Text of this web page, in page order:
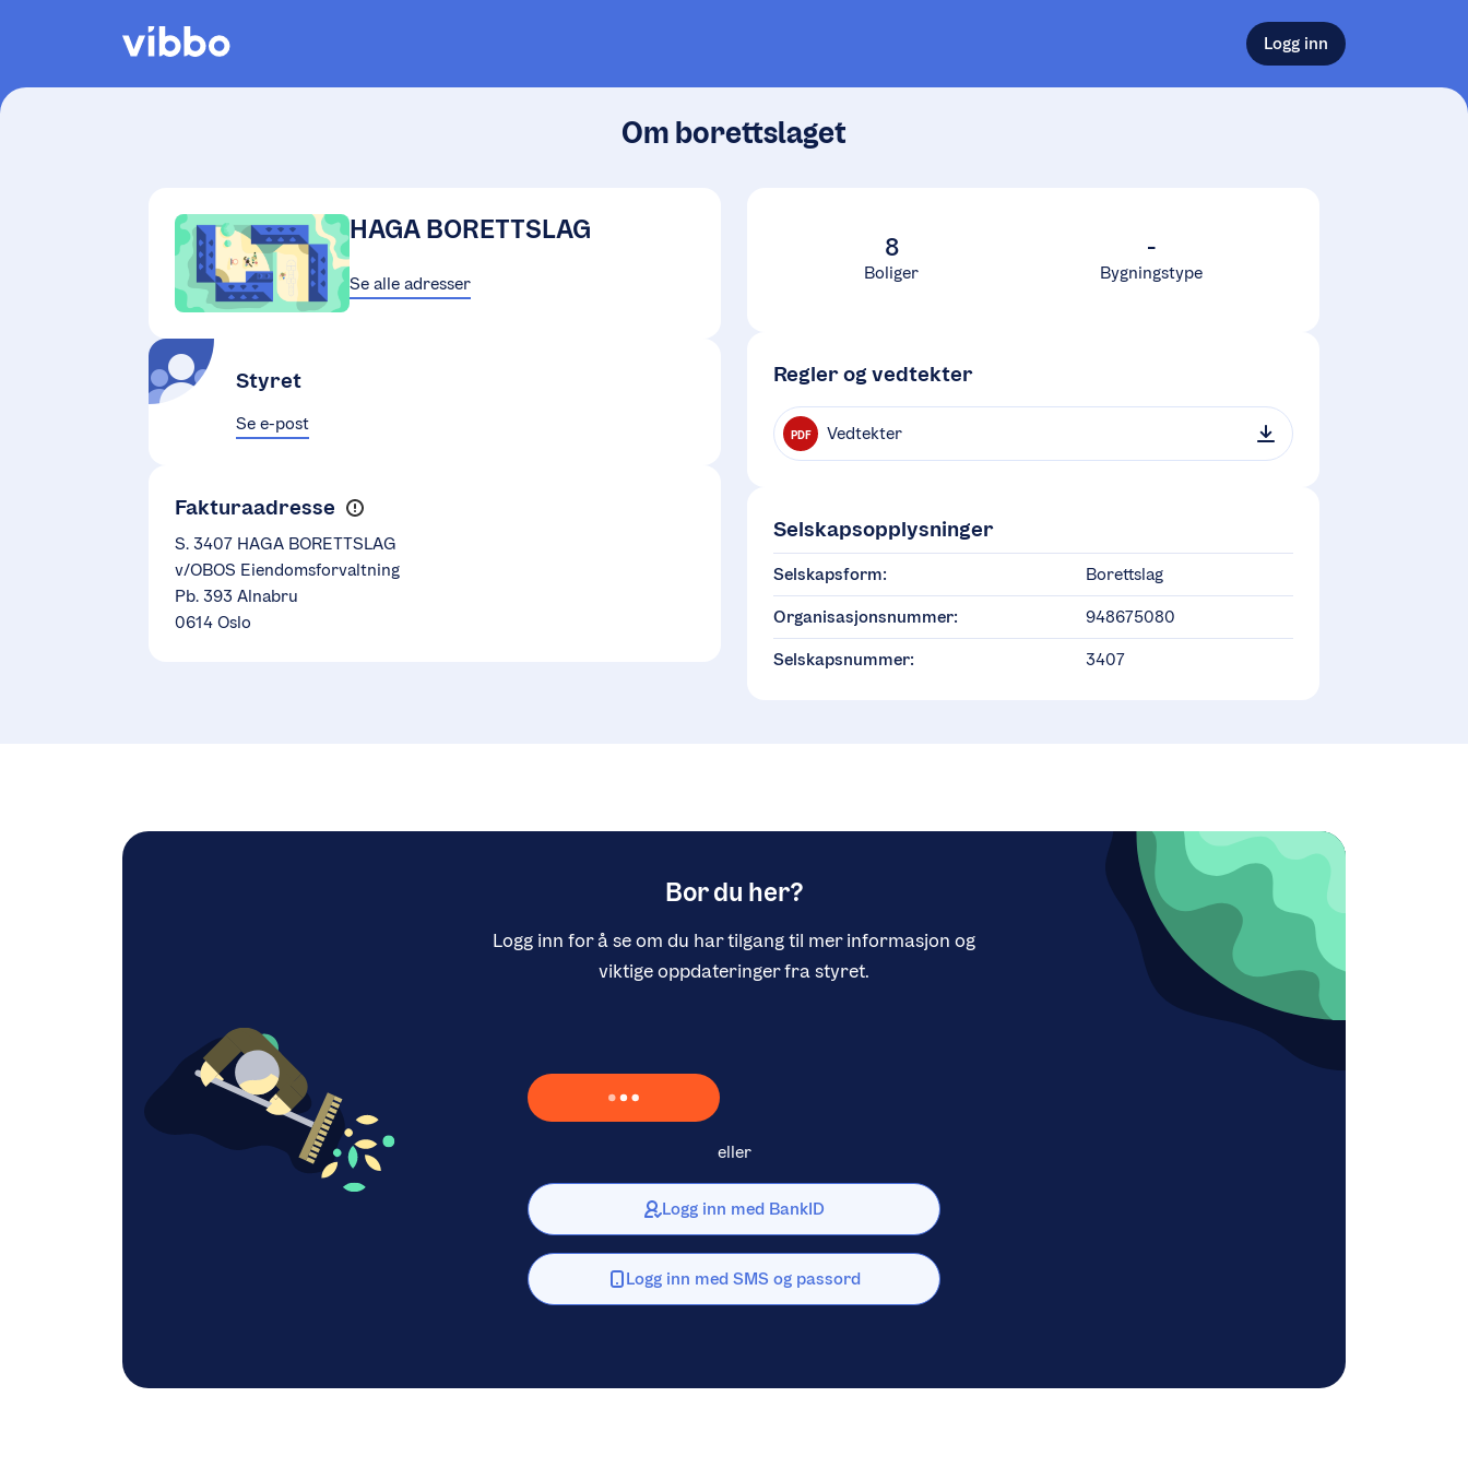
Logg inn
Om borettslaget
HAGA BORETTSLAG
Se alle adresser
Styret
Se e-post
Fakturaadresse
S. 3407 HAGA BORETTSLAG
v/OBOS Eiendomsforvaltning
Pb. 393 Alnabru
0614 Oslo
8
Boliger
-
Bygningstype
Regler og vedtekter
PDF Vedtekter
Selskapsopplysninger
Selskapsform: Borettslag
Organisasjonsnummer: 948675080
Selskapsnummer: 3407
Bor du her?
Logg inn for å se om du har tilgang til mer informasjon og
viktige oppdateringer fra styret.
Laster inn Vipps …
eller
Logg inn med BankID
Logg inn med SMS og passord